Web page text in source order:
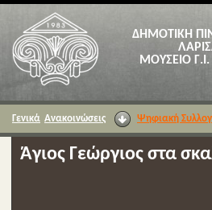
ΔΗΜΟΤΙΚΗ
ΜΟΥΣΕΙΟ
Γενικά Ανακοινώσεις Ψηφιακή
Άγιος Γεώργιος στα